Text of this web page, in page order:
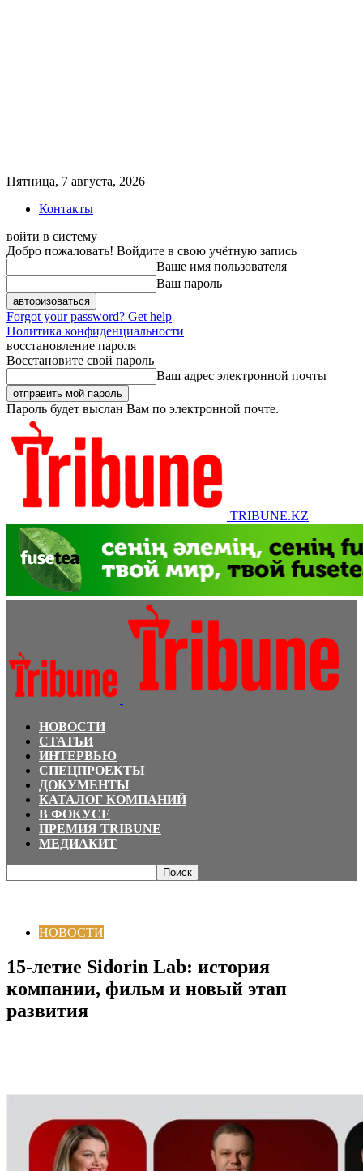
Пятница, 7 августа, 2026
Контакты
войти в систему
Добро пожаловать! Войдите в свою учётную запись
Ваше имя пользователя
Ваш пароль
Forgot your password? Get help
Политика конфиденциальности
восстановление пароля
Восстановите свой пароль
Ваш адрес электронной почты
Пароль будет выслан Вам по электронной почте.
TRIBUNE.KZ
НОВОСТИ
СТАТЬИ
ИНТЕРВЬЮ
СПЕЦПРОЕКТЫ
ДОКУМЕНТЫ
КАТАЛОГ КОМПАНИЙ
В ФОКУСЕ
ПРЕМИЯ TRIBUNE
МЕДИАКИТ
НОВОСТИ
15-летие Sidorin Lab: история
компании, фильм и новый этап
развития